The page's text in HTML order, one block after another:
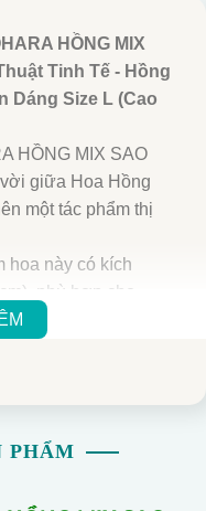
HỒNG MIX
Tinh Tế - Hồng
Dáng Size L (Cao
HỒNG MIX SAO
giữa Hoa Hồng
một tác phẩm thị
hoa này có kích
phù hợp cho
thể màu sắc/ kích
sáng tạo cho
năng cho mọi độ
PHẨM